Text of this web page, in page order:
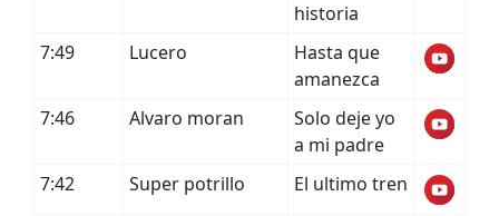
historia
7:49
Lucero
Hasta que
amanezca
7:46
Alvaro moran
Solo deje yo
a mi padre
7:42
Super potrillo El ultimo tren